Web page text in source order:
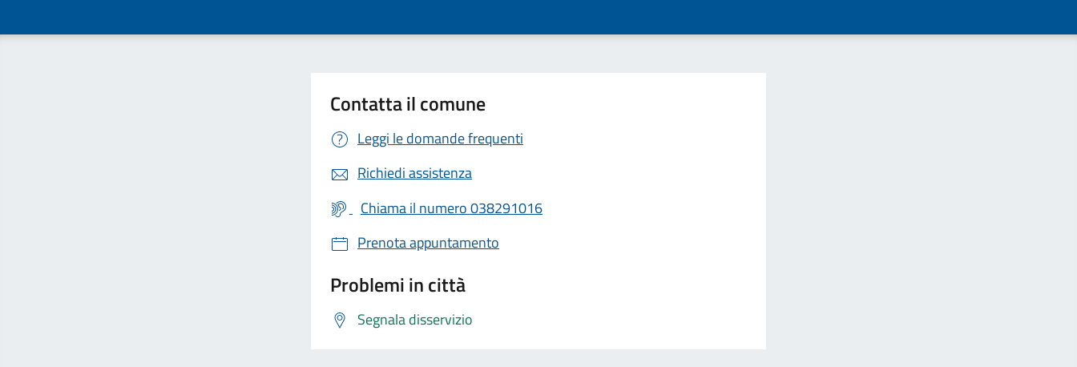
Contatta il comune
Leggi le domande frequenti
Richiedi assistenza
Chiama il numero 038291016
Prenota appuntamento
Problemi in città
Segnala disservizio